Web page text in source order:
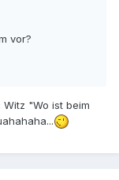
vor?
"Wo ist beim